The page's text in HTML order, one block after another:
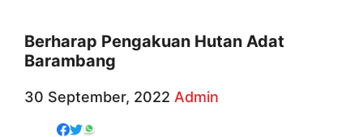
Berharap Pengakuan Hutan Adat
Barambang
30 September, 2022 Admin